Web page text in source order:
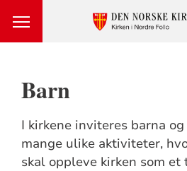
Barn
I kirkene inviteres barna
mange ulike aktiviteter,
skal oppleve kirken som